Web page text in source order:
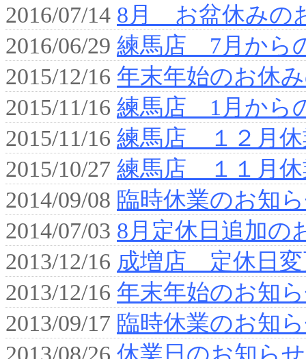
2016/07/14 8月 お盆休みの
2016/06/29 練馬店 7月から
2015/12/16 年末年始のお休
2015/11/16 練馬店 1月から
2015/11/16 練馬店 １２月休
2015/10/27 練馬店 １１月休
2014/09/08 臨時休業のお知
2014/07/03 8月定休日追加の
2013/12/16 成増店 定休日変
2013/12/16 年末年始のお知
2013/09/17 臨時休業のお知
2013/08/26 休業日のお知らせ